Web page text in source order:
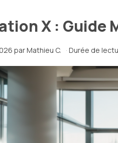
X : Guide
parMathieu C. · Durée de